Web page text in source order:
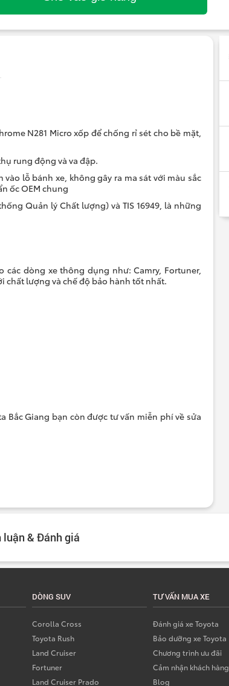
N281 Micro xốp để chống rỉ sét cho bề mặt,
rung động và va đập.
lỗ bánh xe, không gây ra ma sát với màu sắc
ốc OEM chung
Quản lý Chất lượng) và TIS 16949, là những
dòng xe thông dụng như: Camry, Fortuner,
chất lượng và chế độ bảo hành tốt nhất.
Bắc Giang bạn còn được tư vấn miễn phí về sửa
luận & Đánh giá
DÒNG SUV
Corolla Cross
Toyota Rush
Land Cruiser
Fortuner
Land Cruiser Prado
TƯ VẤN MUA XE
Đánh giá xe Toyota
Bảo dưỡng xe Toyota
Chương trình ưu đãi
Cảm nhận khách hàng
Blog